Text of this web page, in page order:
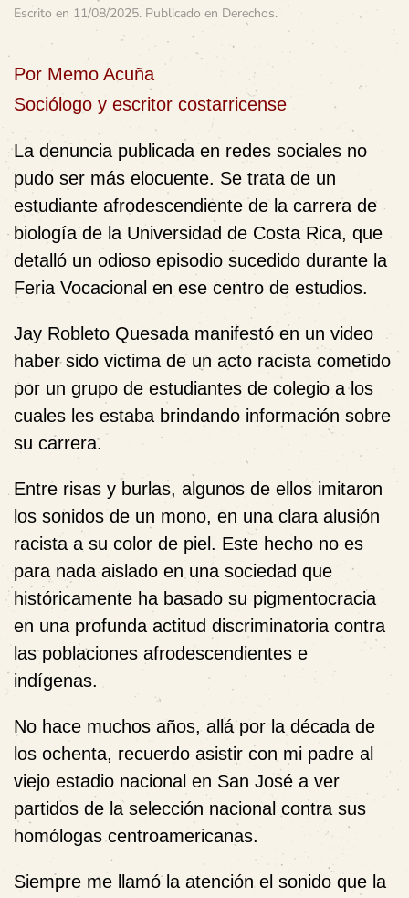
Escrito en 11/08/2025. Publicado en Derechos.
Por Memo Acuña
Sociólogo y escritor costarricense
La denuncia publicada en redes sociales no
pudo ser más elocuente. Se trata de un
estudiante afrodescendiente de la carrera de
biología de la Universidad de Costa Rica, que
detalló un odioso episodio sucedido durante la
Feria Vocacional en ese centro de estudios.
Jay Robleto Quesada manifestó en un video
haber sido victima de un acto racista cometido
por un grupo de estudiantes de colegio a los
cuales les estaba brindando información sobre
su carrera.
Entre risas y burlas, algunos de ellos imitaron
los sonidos de un mono, en una clara alusión
racista a su color de piel. Este hecho no es
para nada aislado en una sociedad que
históricamente ha basado su pigmentocracia
en una profunda actitud discriminatoria contra
las poblaciones afrodescendientes e
indígenas.
No hace muchos años, allá por la década de
los ochenta, recuerdo asistir con mi padre al
viejo estadio nacional en San José a ver
partidos de la selección nacional contra sus
homólogas centroamericanas.
Siempre me llamó la atención el sonido que la